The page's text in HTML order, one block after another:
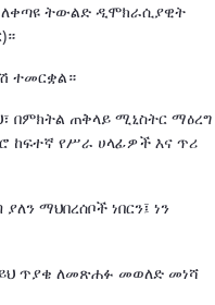
ለቀጣዩ ትውልድ ዲሞክራሲያዊት
ተመርቋል።
በምክትል ጠቅላይ ሚኒስትር ማዕረግ
ከፍተኛ የሥራ ሀላፊዎች እና ጥሪ
ማህበረሰቦች ነበርን፤ ነን
ጥያቄ ለመጽሐፉ መወለድ መነሻ